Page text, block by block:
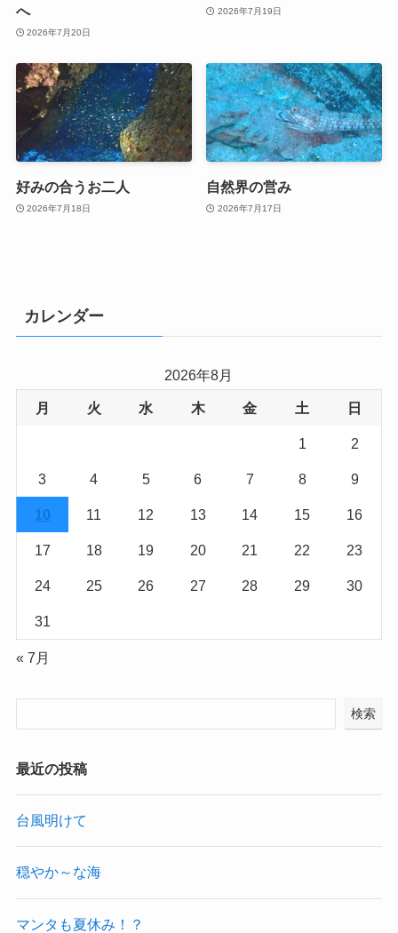
へ
2026年7月20日
2026年7月19日
好みの合うお二人
2026年7月18日
自然界の営み
2026年7月17日
カレンダー
2026年8月
月 火 水 木 金 土 日
1 2
3 4 5 6 7 8 9
10 11 12 13 14 15 16
17 18 19 20 21 22 23
24 25 26 27 28 29 30
31
« 7月
検索
最近の投稿
台風明けて
穏やか～な海
マンタも夏休み！？